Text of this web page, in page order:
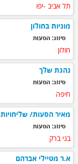
תל אביב -יפו
מוניות בחולון
סיווג: הסעות
חולון
נהגת שלך
סיווג: הסעות
חיפה
מאיר הסעות/ שליחויות
סיווג: הסעות
בני ברק
א.ר מטיילי אברהם